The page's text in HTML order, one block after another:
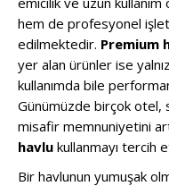
hem de profesyonel
edilmektedir. Premium
yer alan ürünler ise
kullanımda bile
Günümüzde birçok otel,
misafir memnuniyetini
havlu kullanmayı tercih
Bir havlunun yumuşak